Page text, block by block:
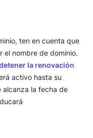
ten en cuenta que
el nombre de dominio.
la renovación
activo hasta su
la fecha de